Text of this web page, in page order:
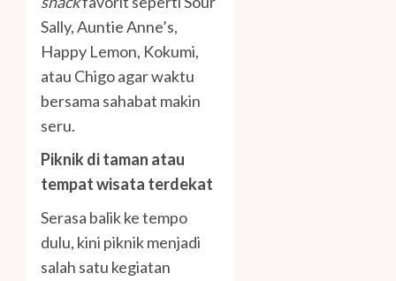
Sally, Auntie Anne’s,
Happy Lemon, Kokumi,
atau Chigo agar waktu
bersama sahabat makin
seru.
Piknik di taman atau
tempat wisata terdekat
Serasa balik ke tempo
dulu, kini piknik menjadi
salah satu kegiatan